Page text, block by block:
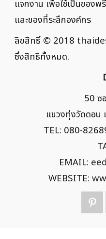
แจกงาน เพื่อใช้เป็นของ
และของที่ระลึกองค์กร
ลิขสิทธิ์ © 2018
ซึ่งสิทธิทั้งหมด.
50 ซ
แขวงทุ่งวัดดอน
TEL: 080-
EMAIL:
WEBSITE: